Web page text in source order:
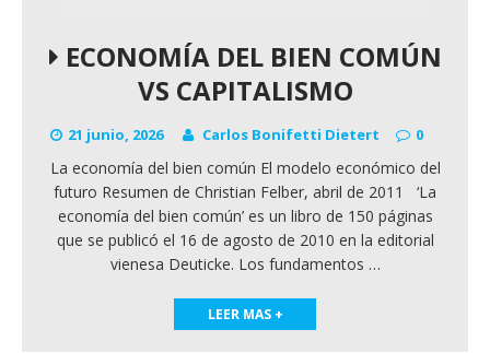
ECONOMÍA DEL BIEN COMÚN
VS CAPITALISMO
21 junio, 2026 Carlos Bonifetti Dietert 0
La economía del bien común El modelo económico del
futuro Resumen de Christian Felber, abril de 2011 ‘La
economía del bien común’ es un libro de 150 páginas
que se publicó el 16 de agosto de 2010 en la editorial
vienesa Deuticke. Los fundamentos …
LEER MAS +